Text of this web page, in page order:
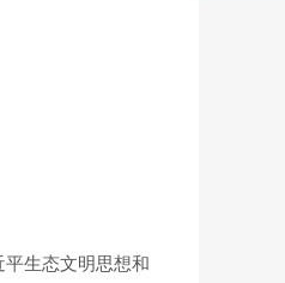
生态文明思想和